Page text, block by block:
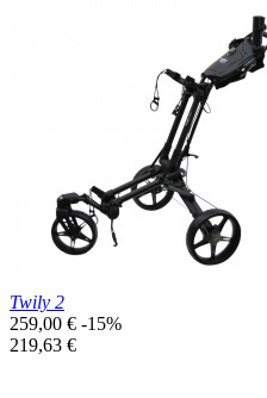
Twily 2
Prix
de
259,00 € -15%
Prix
219,63 €